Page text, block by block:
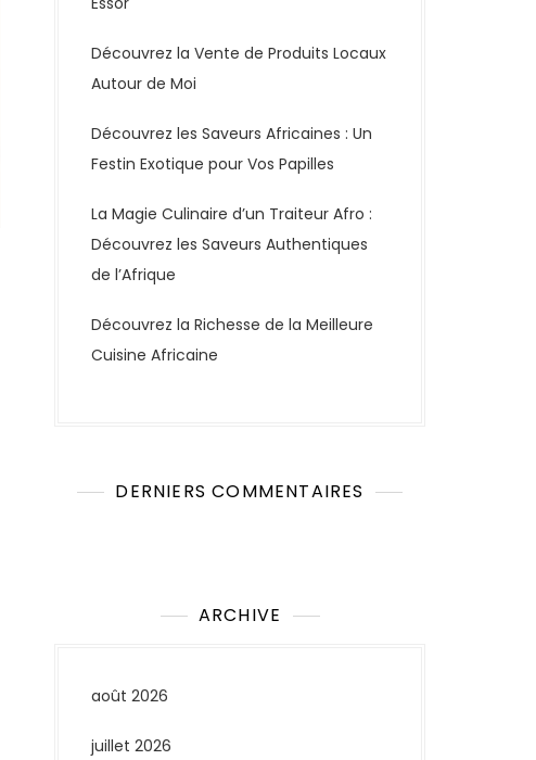
Découvrez la Vente de Produits Locaux
Autour de Moi
Découvrez les Saveurs Africaines : Un
Festin Exotique pour Vos Papilles
La Magie Culinaire d’un Traiteur Afro :
Découvrez les Saveurs Authentiques
de l’Afrique
Découvrez la Richesse de la Meilleure
Cuisine Africaine
DERNIERS COMMENTAIRES
ARCHIVE
août 2026
juillet 2026